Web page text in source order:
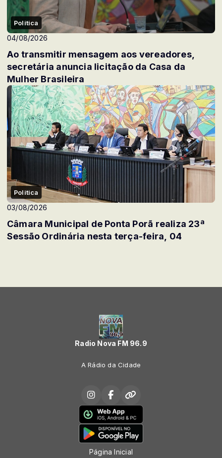
Politica
04/08/2026
Ao transmitir mensagem aos vereadores,
secretária anuncia licitação da Casa da
Mulher Brasileira
Politica
03/08/2026
Câmara Municipal de Ponta Porã realiza 23ª
Sessão Ordinária nesta terça-feira, 04
Radio Nova FM 96.9
A Rádio da Cidade
Página Inicial